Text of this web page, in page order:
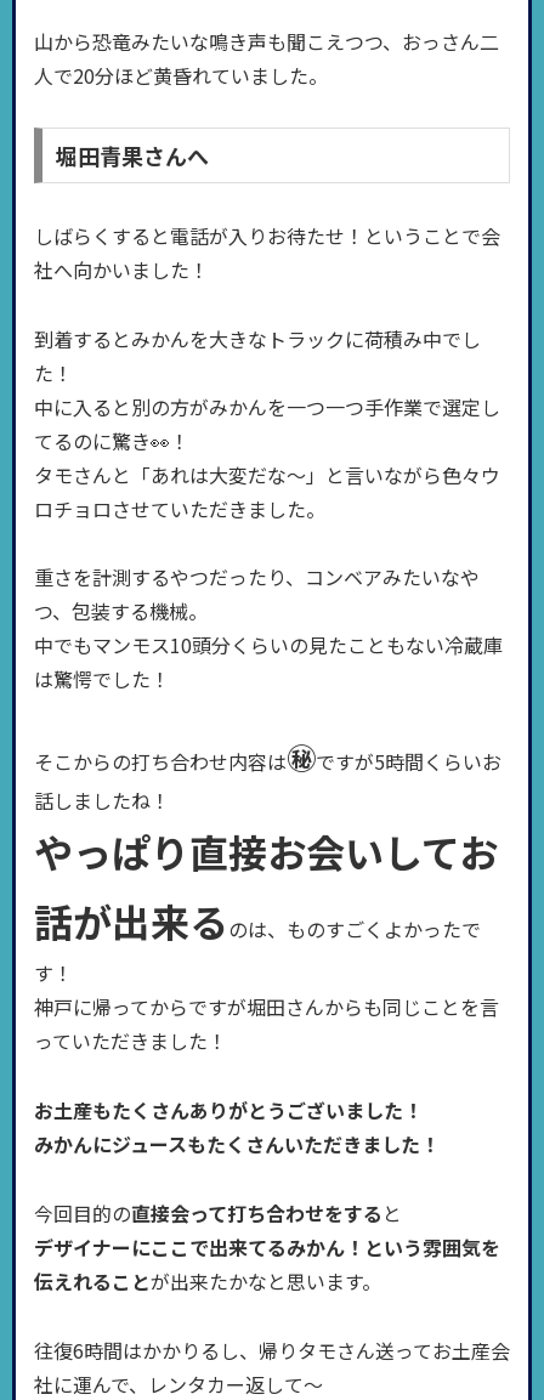
山から恐竜みたいな鳴き声も聞こえつつ、おっさん二
人で20分ほど黄昏れていました。
堀田青果さんへ
しばらくすると電話が入りお待たせ！ということで会
社へ向かいました！
到着するとみかんを大きなトラックに荷積み中でし
た！
中に入ると別の方がみかんを一つ一つ手作業で選定し
てるのに驚き👀！
タモさんと「あれは大変だな〜」と言いながら色々ウ
ロチョロさせていただきました。
重さを計測するやつだったり、コンベアみたいなや
つ、包装する機械。
中でもマンモス10頭分くらいの見たこともない冷蔵庫
は驚愕でした！
そこからの打ち合わせ内容は㊙ですが5時間くらいお
話しましたね！
やっぱり直接お会いしてお
話が出来るのは、ものすごくよかったで
す！
神戸に帰ってからですが堀田さんからも同じことを言
っていただきました！
お土産もたくさんありがとうございました！
みかんにジュースもたくさんいただきました！
今回目的の直接会って打ち合わせをする と
デザイナーにここで出来てるみかん！という雰囲気を
伝えれることが出来たかなと思います。
往復6時間はかかりるし、帰りタモさん送ってお土産会
社に運んで、レンタカー返して〜